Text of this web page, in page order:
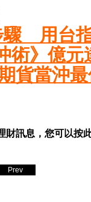
驟 用台
術》億
貨當沖
財訊息，您可以按
Prev